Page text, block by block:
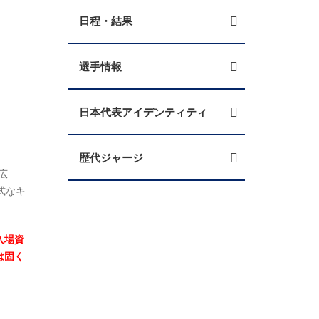
なキ
場資
く
日程・結果
選手情報
日本代表アイデンティティ
歴代ジャージ